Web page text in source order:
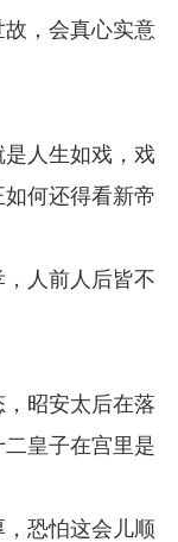
，会真心实意
人生如戏，戏
何还得看新帝
人前人后皆不
昭安太后在落
皇子在宫里是
恐怕这会儿顺